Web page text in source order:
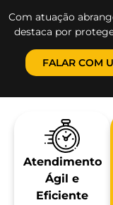
Com atuação
destaca por
FALAR COM
Atendimento
Ágil e
Eficiente